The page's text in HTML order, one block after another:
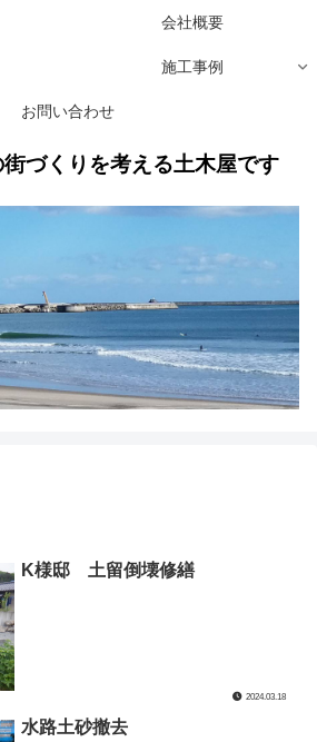
づくりを考える土木屋です
会社概要
施工事例
お問い合わせ
K様邸 土留倒壊修繕
2024.03.18
水路土砂撤去